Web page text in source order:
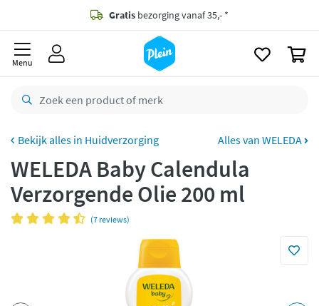
Gratis bezorging vanaf 35,- *
Bestelling uiterlijkzaterdag
retourneren
CO2 neutraal
Betaal met Klarna
Menu
Huidverzorging Alles van WELEDA
WELEDA Baby Calendula
Verzorgende Olie 200 ml
(7 reviews)